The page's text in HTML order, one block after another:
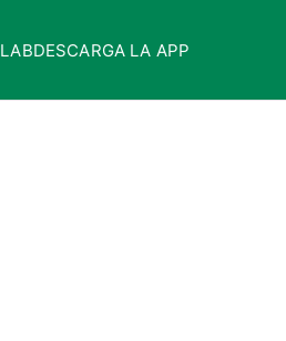
DESCARGA LA APP